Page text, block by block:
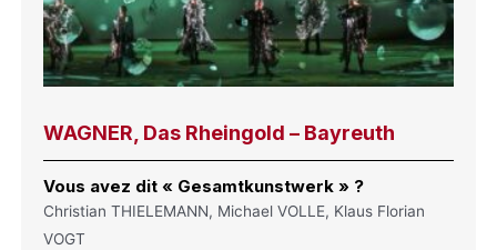
WAGNER, Das Rheingold – Bayreuth
Vous avez dit « Gesamtkunstwerk » ?
Christian THIELEMANN, Michael VOLLE, Klaus Florian
VOGT